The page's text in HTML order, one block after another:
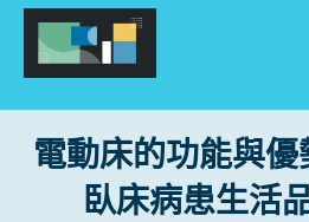
Skip
content
電動床的功能與優
臥床病患生活